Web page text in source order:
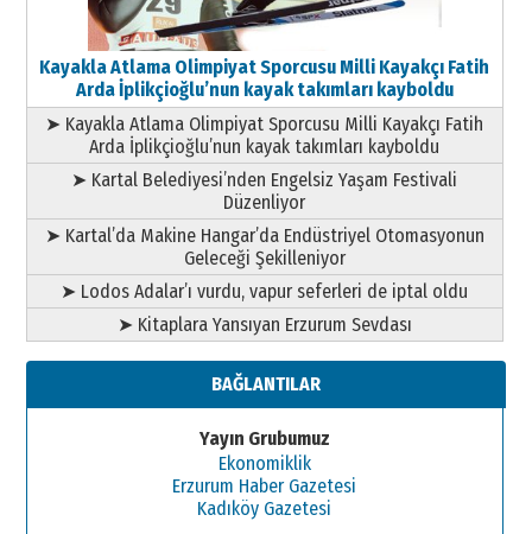
Kayakla Atlama Olimpiyat Sporcusu Milli Kayakçı Fatih
Arda İplikçioğlu’nun kayak takımları kayboldu
➤ Kayakla Atlama Olimpiyat Sporcusu Milli Kayakçı Fatih
Arda İplikçioğlu’nun kayak takımları kayboldu
➤ Kartal Belediyesi’nden Engelsiz Yaşam Festivali
Düzenliyor
➤ Kartal’da Makine Hangar’da Endüstriyel Otomasyonun
Geleceği Şekilleniyor
➤ Lodos Adalar’ı vurdu, vapur seferleri de iptal oldu
➤ Kitaplara Yansıyan Erzurum Sevdası
BAĞLANTILAR
Yayın Grubumuz
Ekonomiklik
Erzurum Haber Gazetesi
Kadıköy Gazetesi